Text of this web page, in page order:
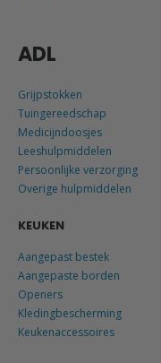
ADL
Grijpstokken
Tuingereedschap
Medicijndoosjes
Leeshulpmiddelen
Persoonlijke verzorging
Overige hulpmiddelen
KEUKEN
Aangepast bestek
Aangepaste borden
Openers
Kledingbescherming
Keukenaccessoires